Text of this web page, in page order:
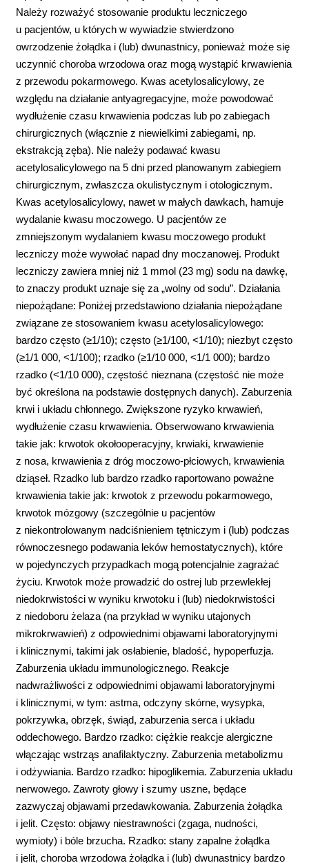
Należy rozważyć stosowanie produktu leczniczego
u pacjentów, u których w wywiadzie stwierdzono
owrzodzenie żołądka i (lub) dwunastnicy, ponieważ może się
uczynnić choroba wrzodowa oraz mogą wystąpić krwawienia
z przewodu pokarmowego. Kwas acetylosalicylowy, ze
względu na działanie antyagregacyjne, może powodować
wydłużenie czasu krwawienia podczas lub po zabiegach
chirurgicznych (włącznie z niewielkimi zabiegami, np.
ekstrakcją zęba). Nie należy podawać kwasu
acetylosalicylowego na 5 dni przed planowanym zabiegiem
chirurgicznym, zwłaszcza okulistycznym i otologicznym.
Kwas acetylosalicylowy, nawet w małych dawkach, hamuje
wydalanie kwasu moczowego. U pacjentów ze
zmniejszonym wydalaniem kwasu moczowego produkt
leczniczy może wywołać napad dny moczanowej. Produkt
leczniczy zawiera mniej niż 1 mmol (23 mg) sodu na dawkę,
to znaczy produkt uznaje się za „wolny od sodu”. Działania
niepożądane: Poniżej przedstawiono działania niepożądane
związane ze stosowaniem kwasu acetylosalicylowego:
bardzo często (≥1/10); często (≥1/100, <1/10); niezbyt często
(≥1/1 000, <1/100); rzadko (≥1/10 000, <1/1 000); bardzo
rzadko (<1/10 000), częstość nieznana (częstość nie może
być określona na podstawie dostępnych danych). Zaburzenia
krwi i układu chłonnego. Zwiększone ryzyko krwawień,
wydłużenie czasu krwawienia. Obserwowano krwawienia
takie jak: krwotok okołooperacyjny, krwiaki, krwawienie
z nosa, krwawienia z dróg moczowo-płciowych, krwawienia
dziąseł. Rzadko lub bardzo rzadko raportowano poważne
krwawienia takie jak: krwotok z przewodu pokarmowego,
krwotok mózgowy (szczególnie u pacjentów
z niekontrolowanym nadciśnieniem tętniczym i (lub) podczas
równoczesnego podawania leków hemostatycznych), które
w pojedynczych przypadkach mogą potencjalnie zagrażać
życiu. Krwotok może prowadzić do ostrej lub przewlekłej
niedokrwistości w wyniku krwotoku i (lub) niedokrwistości
z niedoboru żelaza (na przykład w wyniku utajonych
mikrokrwawień) z odpowiednimi objawami laboratoryjnymi
i klinicznymi, takimi jak osłabienie, bladość, hypoperfuzja.
Zaburzenia układu immunologicznego. Reakcje
nadwrażliwości z odpowiednimi objawami laboratoryjnymi
i klinicznymi, w tym: astma, odczyny skórne, wysypka,
pokrzywka, obrzęk, świąd, zaburzenia serca i układu
oddechowego. Bardzo rzadko: ciężkie reakcje alergiczne
włączając wstrząs anafilaktyczny. Zaburzenia metabolizmu
i odżywiania. Bardzo rzadko: hipoglikemia. Zaburzenia układu
nerwowego. Zawroty głowy i szumy uszne, będące
zazwyczaj objawami przedawkowania. Zaburzenia żołądka
i jelit. Często: objawy niestrawności (zgaga, nudności,
wymioty) i bóle brzucha. Rzadko: stany zapalne żołądka
i jelit, choroba wrzodowa żołądka i (lub) dwunastnicy bardzo